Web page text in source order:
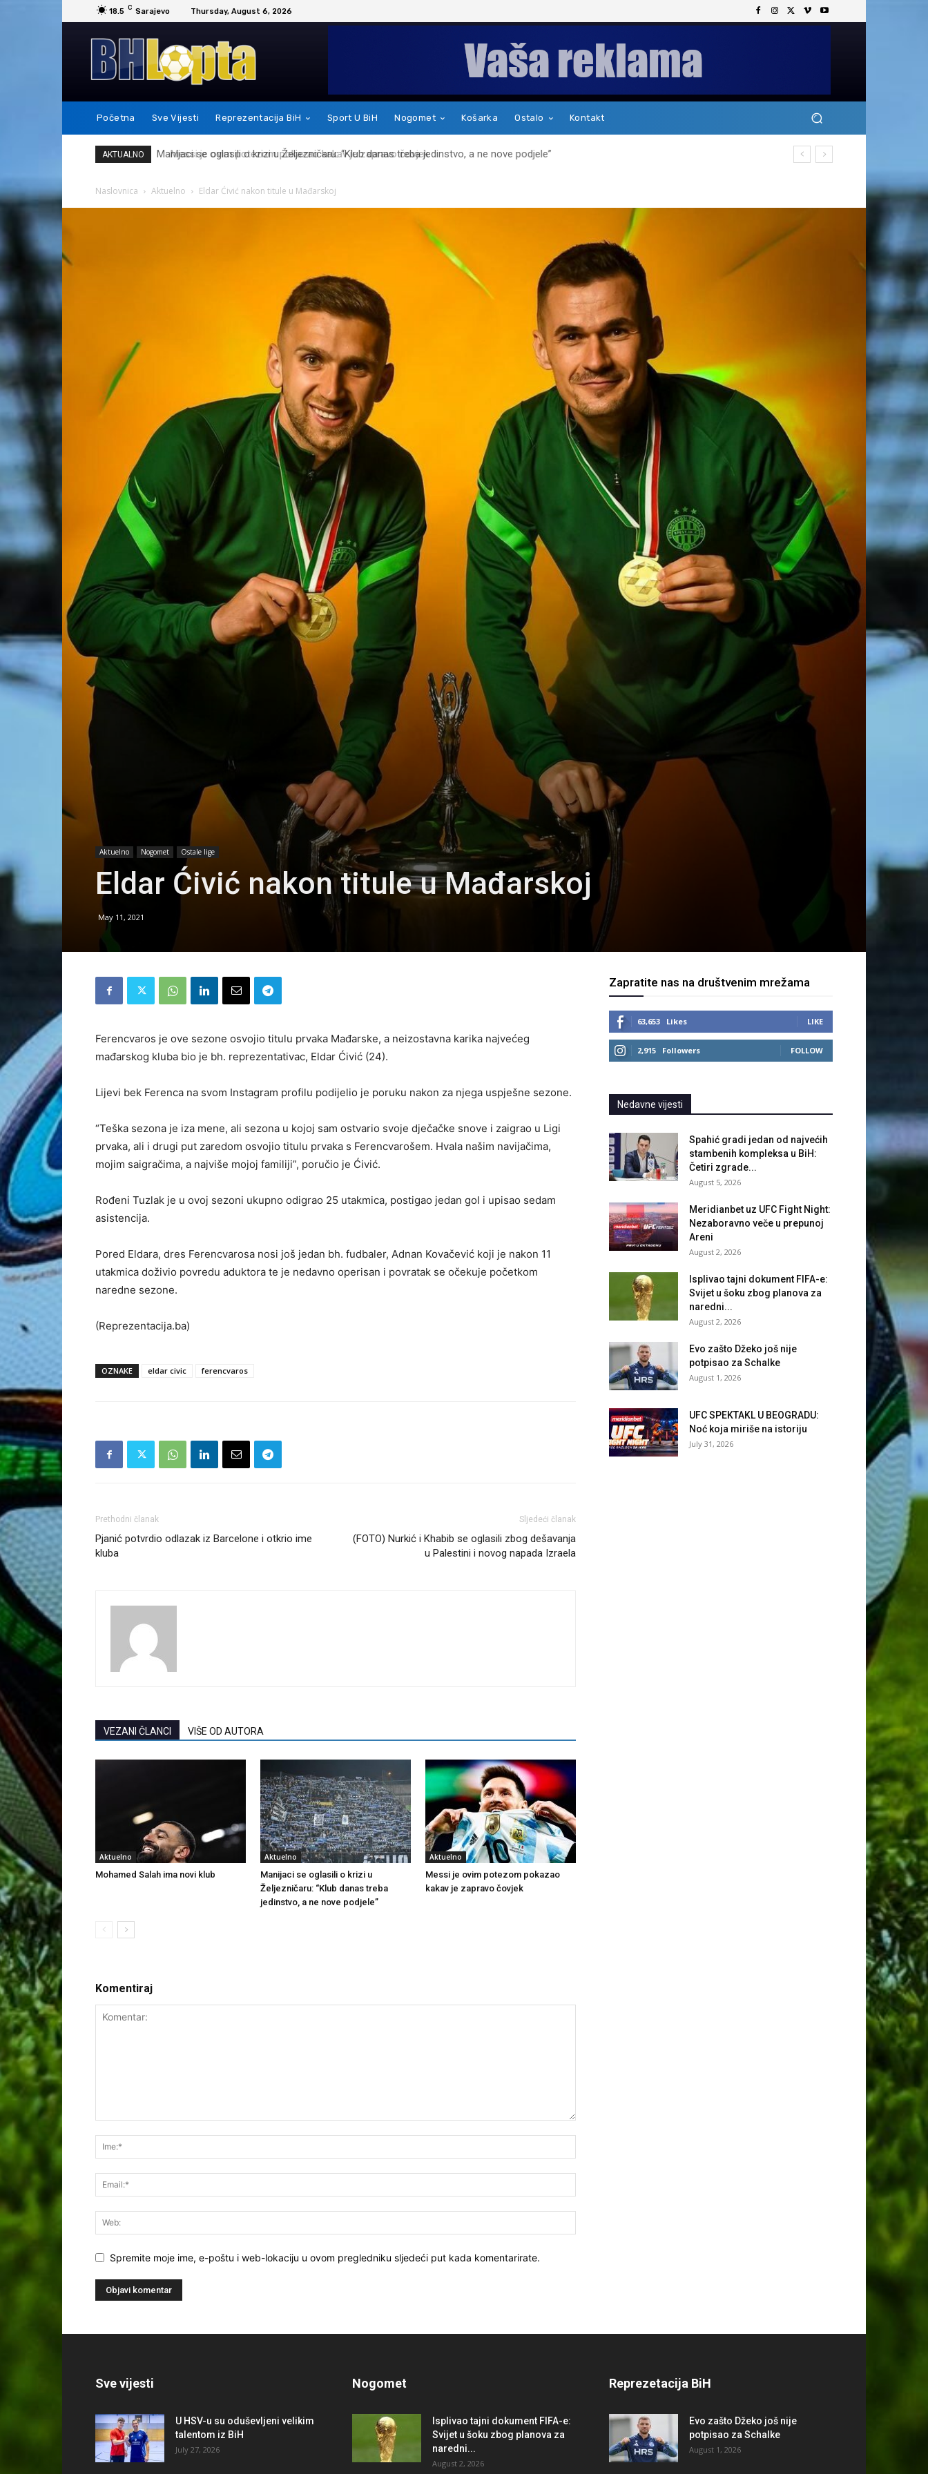
18.5 C Sarajevo Thursday, August 6, 2026
Početna Sve Vijesti Reprezentacija BiH Sport U BiH Nogomet Košarka Ostalo Kontakt
AKTUALNO Messi je ovim potezom pokazao kakav je zapravo čovjek
Naslovnica Aktuelno Eldar Ćivić nakon titule u Mađarskoj
Aktuelno Nogomet Ostale lige
Eldar Ćivić nakon titule u Mađarskoj
May 11, 2021
Ferencvaros je ove sezone osvojio titulu prvaka Mađarske, a neizostavna karika najvećeg
mađarskog kluba bio je bh. reprezentativac, Eldar Ćivić (24).
Lijevi bek Ferenca na svom Instagram profilu podijelio je poruku nakon za njega uspješne sezone.
“Teška sezona je iza mene, ali sezona u kojoj sam ostvario svoje dječačke snove i zaigrao u Ligi
prvaka, ali i drugi put zaredom osvojio titulu prvaka s Ferencvarošem. Hvala našim navijačima,
mojim saigračima, a najviše mojoj familiji”, poručio je Ćivić.
Rođeni Tuzlak je u ovoj sezoni ukupno odigrao 25 utakmica, postigao jedan gol i upisao sedam
asistencija.
Pored Eldara, dres Ferencvarosa nosi još jedan bh. fudbaler, Adnan Kovačević koji je nakon 11
utakmica doživio povredu aduktora te je nedavno operisan i povratak se očekuje početkom
naredne sezone.
(Reprezentacija.ba)
OZNAKE eldar civic ferencvaros
Prethodni članak
Pjanić potvrdio odlazak iz Barcelone i otkrio ime
kluba
Sljedeći članak
(FOTO) Nurkić i Khabib se oglasili zbog dešavanja
u Palestini i novog napada Izraela
VEZANI ČLANCI VIŠE OD AUTORA
Aktuelno
Mohamed Salah ima novi klub
Aktuelno
Manijaci se oglasili o krizi u
Željezničaru: “Klub danas treba
jedinstvo, a ne nove podjele”
Aktuelno
Messi je ovim potezom pokazao
kakav je zapravo čovjek
Komentiraj
Spremite moje ime, e-poštu i web-lokaciju u ovom pregledniku sljedeći put kada komentarirate.
Zapratite nas na društvenim mrežama
63,653 Likes LIKE
2,915 Followers FOLLOW
Nedavne vijesti
Spahić gradi jedan od najvećih
stambenih kompleksa u BiH:
Četiri zgrade...
August 5, 2026
Meridianbet uz UFC Fight Night:
Nezaboravno veče u prepunoj
Areni
August 2, 2026
Isplivao tajni dokument FIFA-e:
Svijet u šoku zbog planova za
naredni...
August 2, 2026
Evo zašto Džeko još nije
potpisao za Schalke
August 1, 2026
UFC SPEKTAKL U BEOGRADU:
Noć koja miriše na istoriju
July 31, 2026
Sve vijesti
U HSV-u su oduševljeni velikim
talentom iz BiH
July 27, 2026
Nogomet
Isplivao tajni dokument FIFA-e:
Svijet u šoku zbog planova za
naredni...
August 2, 2026
Reprezetacija BiH
Evo zašto Džeko još nije
potpisao za Schalke
August 1, 2026